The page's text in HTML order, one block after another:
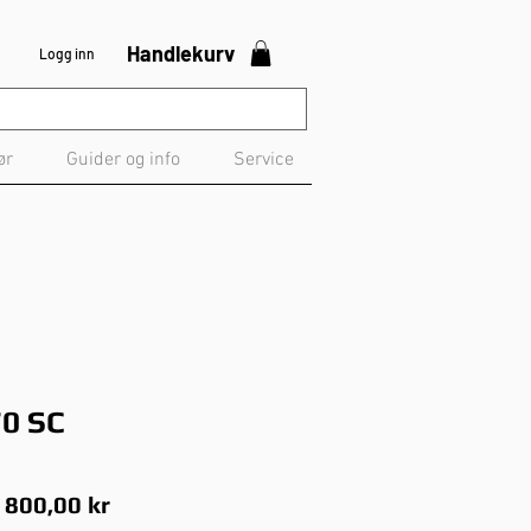
Logg inn Handlekurv
Guider og info Service
SC
800,00 krSalgspris